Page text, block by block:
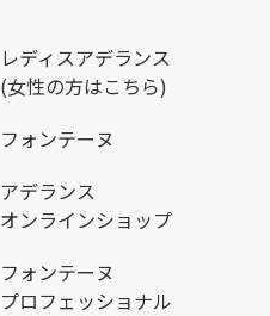
レディスアデランス
(女性の方はこちら)
フォンテーヌ
アデランス
オンラインショップ
フォンテーヌ
プロフェッショナル